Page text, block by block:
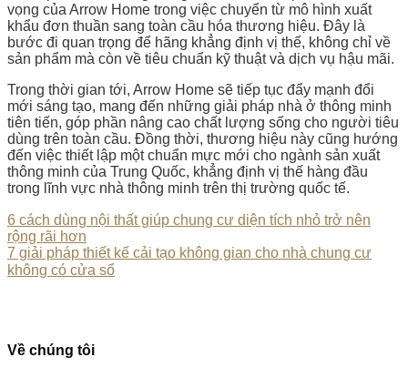
vọng của Arrow Home trong việc chuyển từ mô hình xuất
khẩu đơn thuần sang toàn cầu hóa thương hiệu. Đây là
bước đi quan trọng để hãng khẳng định vị thế, không chỉ về
sản phẩm mà còn về tiêu chuẩn kỹ thuật và dịch vụ hậu mãi.
Trong thời gian tới, Arrow Home sẽ tiếp tục đẩy mạnh đổi
mới sáng tạo, mang đến những giải pháp nhà ở thông minh
tiên tiến, góp phần nâng cao chất lượng sống cho người tiêu
dùng trên toàn cầu. Đồng thời, thương hiệu này cũng hướng
đến việc thiết lập một chuẩn mực mới cho ngành sản xuất
thông minh của Trung Quốc, khẳng định vị thế hàng đầu
trong lĩnh vực nhà thông minh trên thị trường quốc tế.
6 cách dùng nội thất giúp chung cư diện tích nhỏ trở nên
rộng rãi hơn
7 giải pháp thiết kế cải tạo không gian cho nhà chung cư
không có cửa sổ
Về chúng tôi